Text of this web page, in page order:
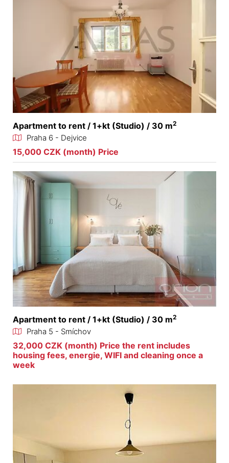
Apartment to rent / 1+kt (Studio) / 30 m2
Praha 6 - Dejvice
15,000 CZK (month) Price
Apartment to rent / 1+kt (Studio) / 30 m2
Praha 5 - Smíchov
32,000 CZK (month) Price the rent includes
housing fees, energie, WIFI and cleaning once a
week